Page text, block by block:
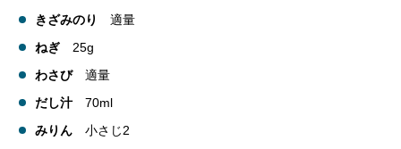
きざみのり 適量
ねぎ 25g
わさび適量
だし汁70ml
みりん 小さじ2